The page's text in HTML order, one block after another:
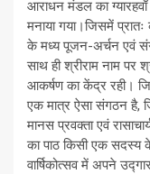
आराधन मंडल का ग्यारहवाँ
मनाया गया।जिसमें
के मध्य पूजन-अर्चन एवं
साथ ही श्रीराम नाम पर
आकर्षण का केंद्र रही।
एक मात्र ऐसा संगठन है,
मानस प्रवक्ता एवं
का पाठ किसी एक सदस्य
वार्षिकोत्सव में अपने